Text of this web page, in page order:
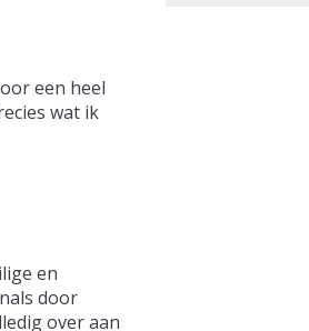
een heel
wat ik
en
door
over aan